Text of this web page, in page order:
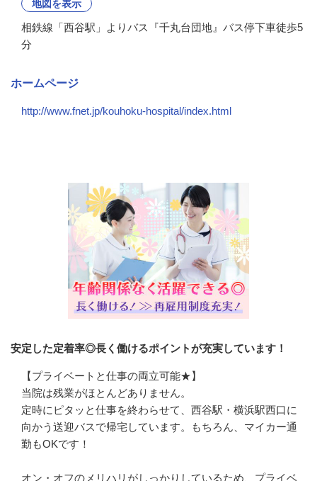
地図を表示
相鉄線「西谷駅」よりバス『千丸台団地』バス停下車徒歩5
分
ホームページ
http://www.fnet.jp/kouhoku-hospital/index.html
安定した定着率◎長く働けるポイントが充実しています！
【プライベートと仕事の両立可能★】
当院は残業がほとんどありません。
定時にピタッと仕事を終わらせて、西谷駅・横浜駅西口に
向かう送迎バスで帰宅しています。もちろん、マイカー通
勤もOKです！
オン・オフのメリハリがしっかりしているため、プライベ